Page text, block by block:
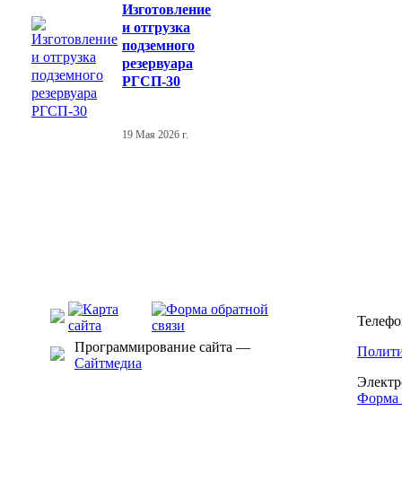
Изготовление
и отгрузка
подземного
резервуара
РГСП-30
19 Мая 2026 г.
Программирование сайта —
Сайтмедиа
Форма